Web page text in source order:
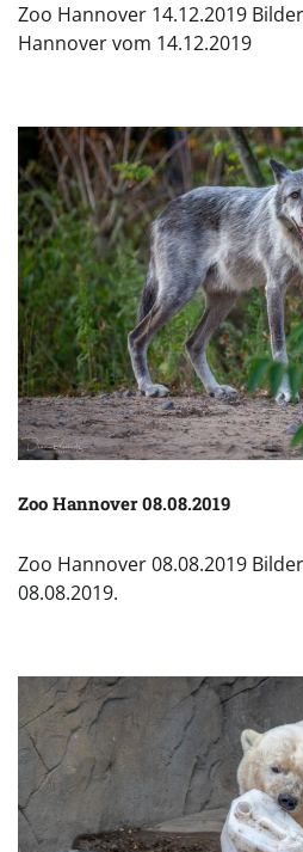
Zoo Hannover 14.12.2019
Hannover vom 14.12.2019
Zoo Hannover 08.08.2019
Zoo Hannover 08.08.2019
08.08.2019.